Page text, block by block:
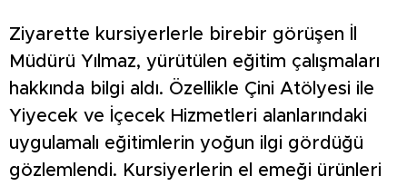
Ziyarette kursiyerlerle birebir görüşen İl
Müdürü Yılmaz, yürütülen eğitim çalışmaları
hakkında bilgi aldı. Özellikle Çini Atölyesi ile
Yiyecek ve İçecek Hizmetleri alanlarındaki
uygulamalı eğitimlerin yoğun ilgi gördüğü
gözlemlendi. Kursiyerlerin el emeği ürünleri